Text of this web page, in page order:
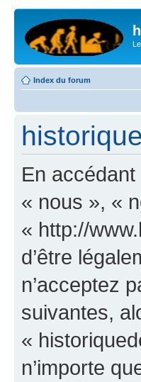
Index du forum
En
« nous », «
« http://
d’être
n’acceptez
suivantes,
«
n’importe